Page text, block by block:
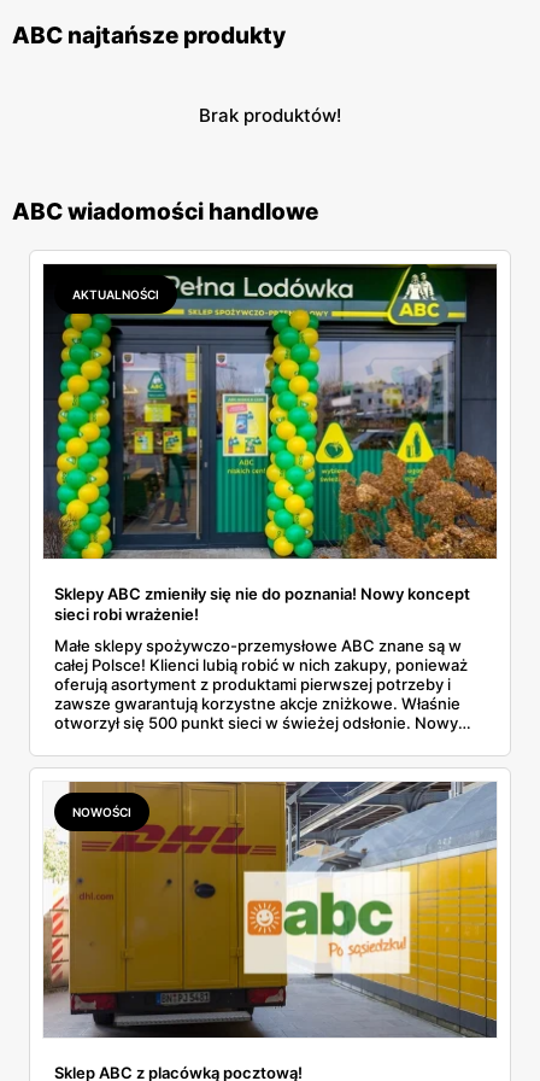
ABC najtańsze produkty
Brak produktów!
ABC wiadomości handlowe
AKTUALNOŚCI
Sklepy ABC zmieniły się nie do poznania! Nowy koncept
sieci robi wrażenie!
Małe sklepy spożywczo-przemysłowe ABC znane są w
całej Polsce! Klienci lubią robić w nich zakupy, ponieważ
oferują asortyment z produktami pierwszej potrzeby i
zawsze gwarantują korzystne akcje zniżkowe. Właśnie
otworzył się 500 punkt sieci w świeżej odsłonie. Nowy
więcej!
NOWOŚCI
Sklep ABC z placówką pocztową!